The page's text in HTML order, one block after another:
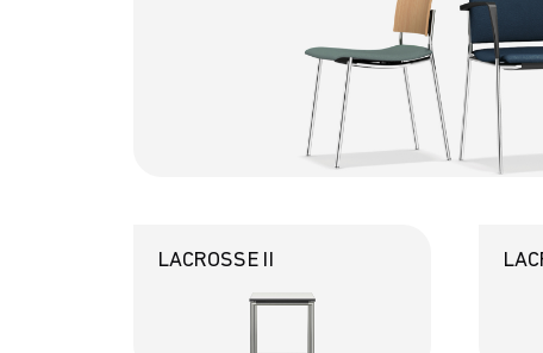
LACROSSE II